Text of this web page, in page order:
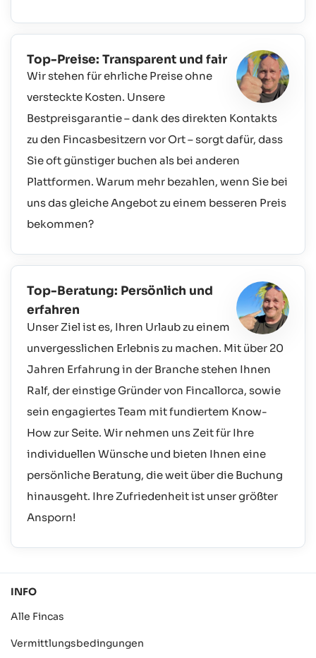
Top-Preise: Transparent und fair
Wir stehen für ehrliche Preise ohne
versteckte Kosten. Unsere
Bestpreisgarantie – dank des direkten Kontakts
zu den Fincasbesitzern vor Ort – sorgt dafür, dass
Sie oft günstiger buchen als bei anderen
Plattformen. Warum mehr bezahlen, wenn Sie bei
uns das gleiche Angebot zu einem besseren Preis
bekommen?
Top-Beratung: Persönlich und
erfahren
Unser Ziel ist es, Ihren Urlaub zu einem
unvergesslichen Erlebnis zu machen. Mit über 20
Jahren Erfahrung in der Branche stehen Ihnen
Ralf, der einstige Gründer von Fincallorca, sowie
sein engagiertes Team mit fundiertem Know-
How zur Seite. Wir nehmen uns Zeit für Ihre
individuellen Wünsche und bieten Ihnen eine
persönliche Beratung, die weit über die Buchung
hinausgeht. Ihre Zufriedenheit ist unser größter
Ansporn!
INFO
Alle Fincas
Vermittlungsbedingungen